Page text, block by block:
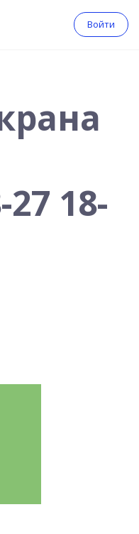
Войти
27 18-